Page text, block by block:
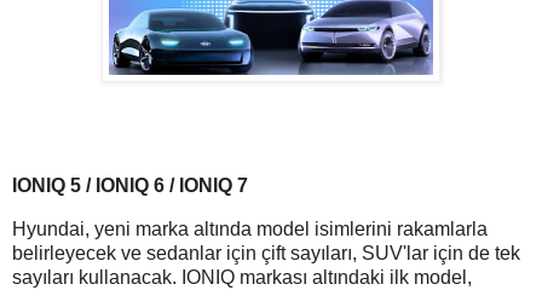
IONIQ 5 / IONIQ 6 / IONIQ 7
Hyundai, yeni marka altında model isimlerini rakamlarla
belirleyecek ve sedanlar için çift sayıları, SUV'lar için de tek
sayıları kullanacak. IONIQ markası altındaki ilk model,